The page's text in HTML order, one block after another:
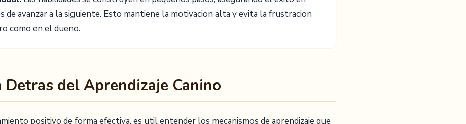
de avanzar a la siguiente. Esto mantiene la motivacion alta y evita la frustracion
como en el dueno.
Detras del Aprendizaje Canino
positivo de forma efectiva, es util entender los mecanismos de aprendizaje que